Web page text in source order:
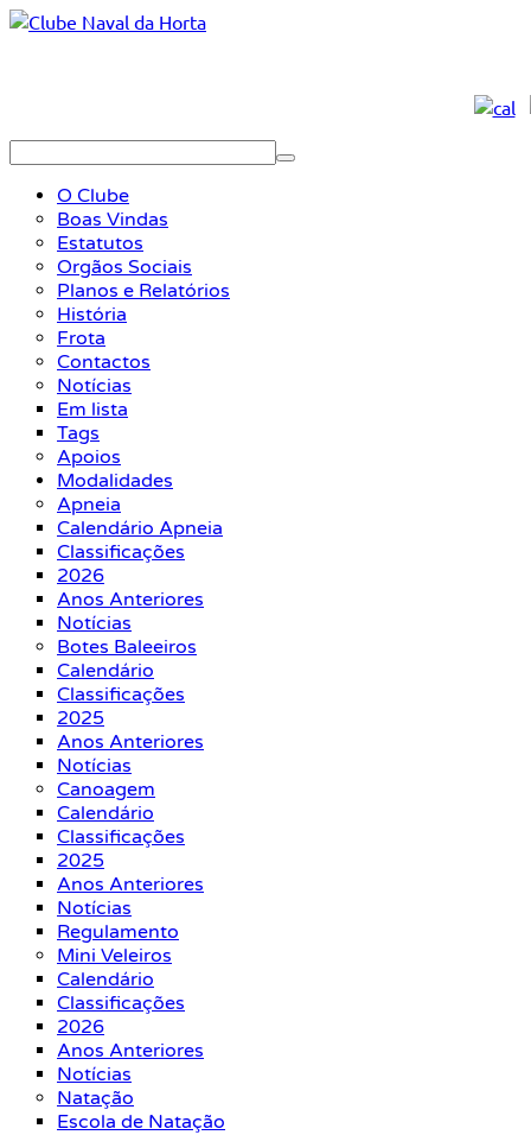
O Clube
Boas Vindas
Estatutos
Orgãos Sociais
Planos e Relatórios
História
Frota
Contactos
Notícias
Em lista
Tags
Apoios
Modalidades
Apneia
Calendário Apneia
Classificações
2026
Anos Anteriores
Notícias
Botes Baleeiros
Calendário
Classificações
2025
Anos Anteriores
Notícias
Canoagem
Calendário
Classificações
2025
Anos Anteriores
Notícias
Regulamento
Mini Veleiros
Calendário
Classificações
2026
Anos Anteriores
Notícias
Natação
Escola de Natação